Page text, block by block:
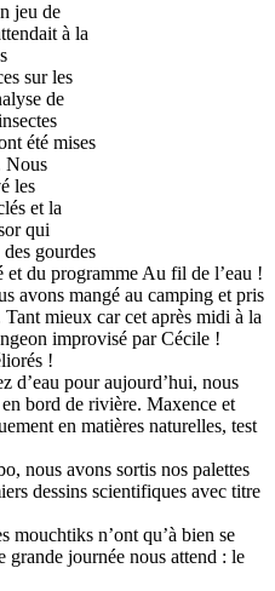
jeu de
à la
sur les
de
été mises
Nous
les
et la
qui
gourdes
et du programme Au fil de l’eau !
avons mangé au camping et pris
mieux car cet après midi à la
improvisé par Cécile !
!
d’eau pour aujourd’hui, nous
bord de rivière. Maxence et
en matières naturelles, test
nous avons sortis nos palettes
dessins scientifiques avec titre
mouchtiks n’ont qu’à bien se
journée nous attend : le